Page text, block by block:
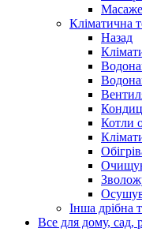
Кліматична
Назад
Котли
Інша дрібна
Все для дому, сад,